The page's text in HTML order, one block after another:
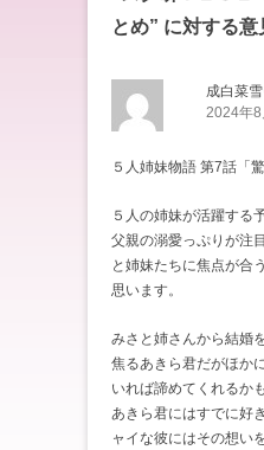
とめ” に対する意
成白菜
2024年
５人姉妹物語 第7話「
５人の姉妹が活躍する
父親の溺愛っぷりが注
と姉妹たちに焦点が合
思います。
みさと姉さんから結婚
焦るあきら君だがほか
いれば諦めてくれるか
あきら君にはすでに好
ャイな彼にはその想い